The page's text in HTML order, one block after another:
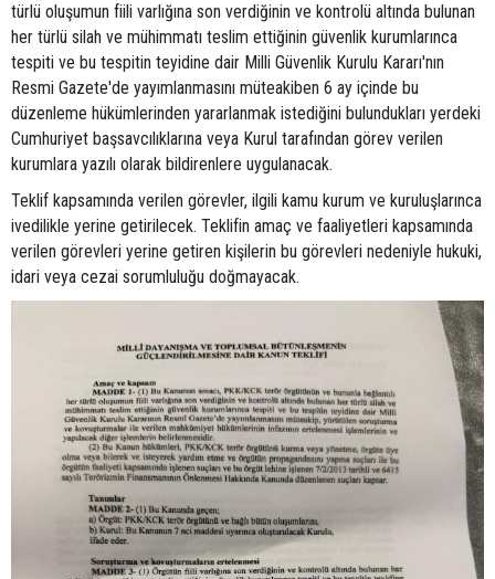
türlü oluşumun fiili varlığına son verdiğinin ve kontrolü altında bulunan
her türlü silah ve mühimmatı teslim ettiğinin güvenlik kurumlarınca
tespiti ve bu tespitin teyidine dair Milli Güvenlik Kurulu Kararı'nın
Resmi Gazete'de yayımlanmasını müteakiben 6 ay içinde bu
düzenleme hükümlerinden yararlanmak istediğini bulundukları yerdeki
Cumhuriyet başsavcılıklarına veya Kurul tarafından görev verilen
kurumlara yazılı olarak bildirenlere uygulanacak.
Teklif kapsamında verilen görevler, ilgili kamu kurum ve kuruluşlarınca
ivedilikle yerine getirilecek. Teklifin amaç ve faaliyetleri kapsamında
verilen görevleri yerine getiren kişilerin bu görevleri nedeniyle hukuki,
idari veya cezai sorumluluğu doğmayacak.